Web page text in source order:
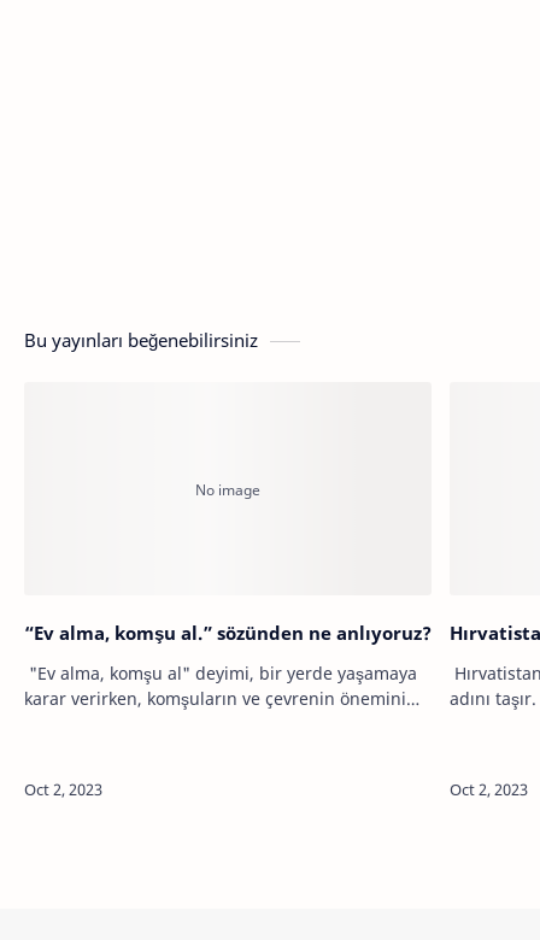
Bu yayınları beğenebilirsiniz
“Ev alma, komşu al.” sözünden ne anlıyoruz?
"Ev alma, komşu al" deyimi, bir yerde yaşamaya
karar verirken, komşuların ve çevrenin önemini
adını